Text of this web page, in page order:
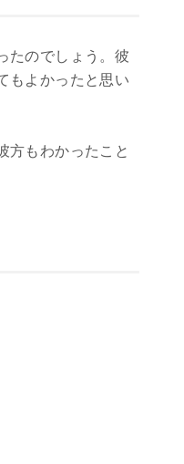
たのでしょう。彼
もよかったと思い
方もわかったこと